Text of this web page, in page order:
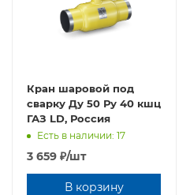
Кран шаровой под
сварку Ду 50 Ру 40 кшц
ГАЗ LD, Россия
Есть в наличии: 17
3 659 ₽/шт
В корзину